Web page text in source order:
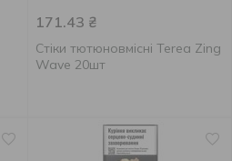
171.43 ₴
Стіки тютюновмісні Terea Zing
Wave 20шт